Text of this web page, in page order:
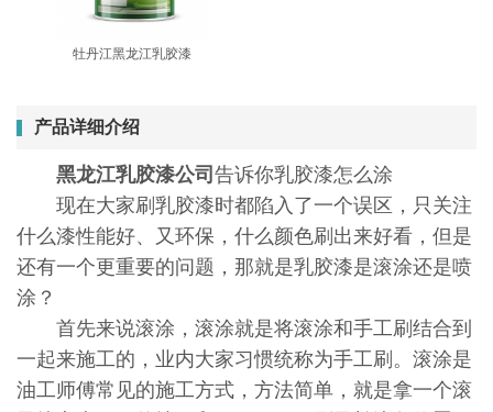
牡丹江黑龙江乳胶漆
产品详细介绍
黑龙江乳胶漆公司 告诉你乳胶漆怎么涂
现在大家刷乳胶漆时都陷入了一个误区，只关注
什么漆性能好、又环保，什么颜色刷出来好看，但是
还有一个更重要的问题，那就是乳胶漆是滚涂还是喷
涂？
首先来说滚涂，滚涂就是将滚涂和手工刷结合到
一起来施工的，业内大家习惯统称为手工刷。滚涂是
油工师傅常见的施工方式，方法简单，就是拿一个滚